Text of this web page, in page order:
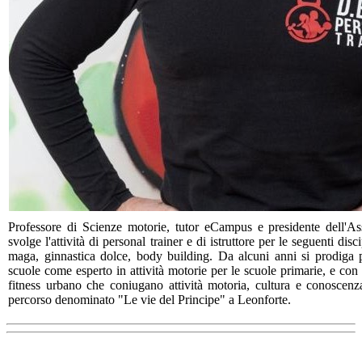
Professore di Scienze motorie, tutor eCampus e presidente
svolge l'attività di personal trainer e di istruttore per le seguenti
maga, ginnastica dolce, body building. Da alcuni anni si prodiga
scuole come esperto in attività motorie per le scuole primarie, e
fitness urbano che coniugano attività motoria, cultura e
percorso denominato "Le vie del Principe" a Leonforte.